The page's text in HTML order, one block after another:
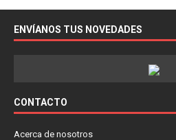
ENVÍANOS TUS NOVEDADES
CONTACTO
Acerca de nosotros